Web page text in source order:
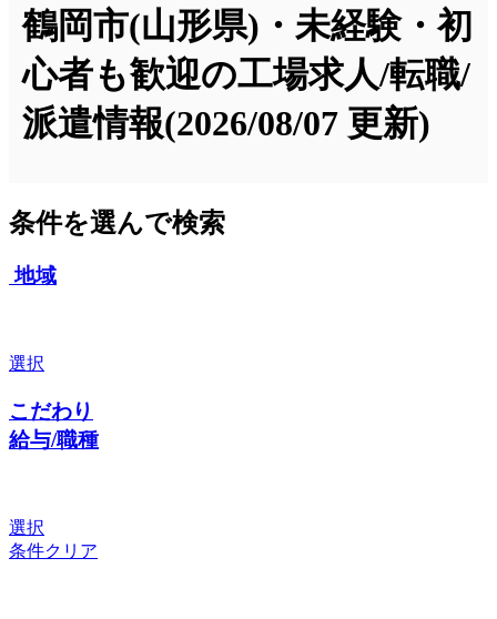
鶴岡市(山形県)・未経験・初
心者も歓迎の工場求人/転職/
派遣情報(2026/08/07 更新)
条件を選んで検索
地域
選択
こだわり
給与/職種
選択
条件クリア